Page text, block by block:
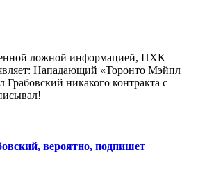
ложной информацией, ПХК
Нападающий «Торонто Мэйпл
никакого контракта с
вероятно, подпишет